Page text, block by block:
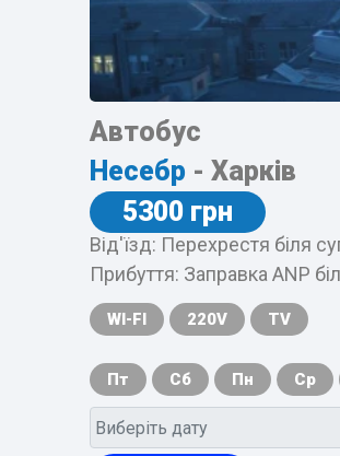
Автобус
Несебр - Харків
5300 грн
Від'їзд: Перехрестя біля
Прибуття: Заправка ANP
WI-FI 220V TV
Пт Сб Пн Ср